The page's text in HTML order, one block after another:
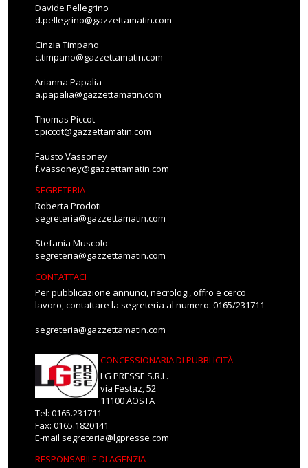
Davide Pellegrino
d.pellegrino@gazzettamatin.com
Cinzia Timpano
c.timpano@gazzettamatin.com
Arianna Papalia
a.papalia@gazzettamatin.com
Thomas Piccot
t.piccot@gazzettamatin.com
Fausto Vassoney
f.vassoney@gazzettamatin.com
SEGRETERIA
Roberta Prodoti
segreteria@gazzettamatin.com
Stefania Muscolo
segreteria@gazzettamatin.com
CONTATTACI
Per pubblicazione annunci, necrologi, offro e cerco
lavoro, contattare la segreteria al numero: 0165/231711
segreteria@gazzettamatin.com
CONCESSIONARIA DI PUBBLICITÀ
LG PRESSE S.R.L.
via Festaz, 52
11100 AOSTA
Tel: 0165.231711
Fax: 0165.1820141
E-mail segreteria@lgpresse.com
RESPONSABILE DI AGENZIA